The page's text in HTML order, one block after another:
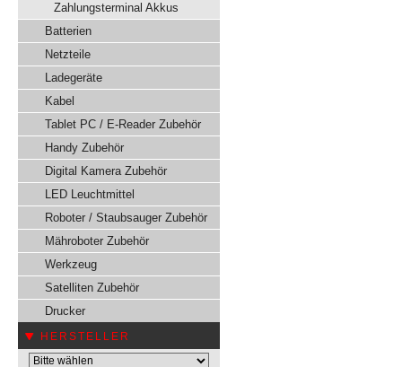
Zahlungsterminal Akkus
Batterien
Netzteile
Ladegeräte
Kabel
Tablet PC / E-Reader Zubehör
Handy Zubehör
Digital Kamera Zubehör
LED Leuchtmittel
Roboter / Staubsauger Zubehör
Mähroboter Zubehör
Werkzeug
Satelliten Zubehör
Drucker
HERSTELLER